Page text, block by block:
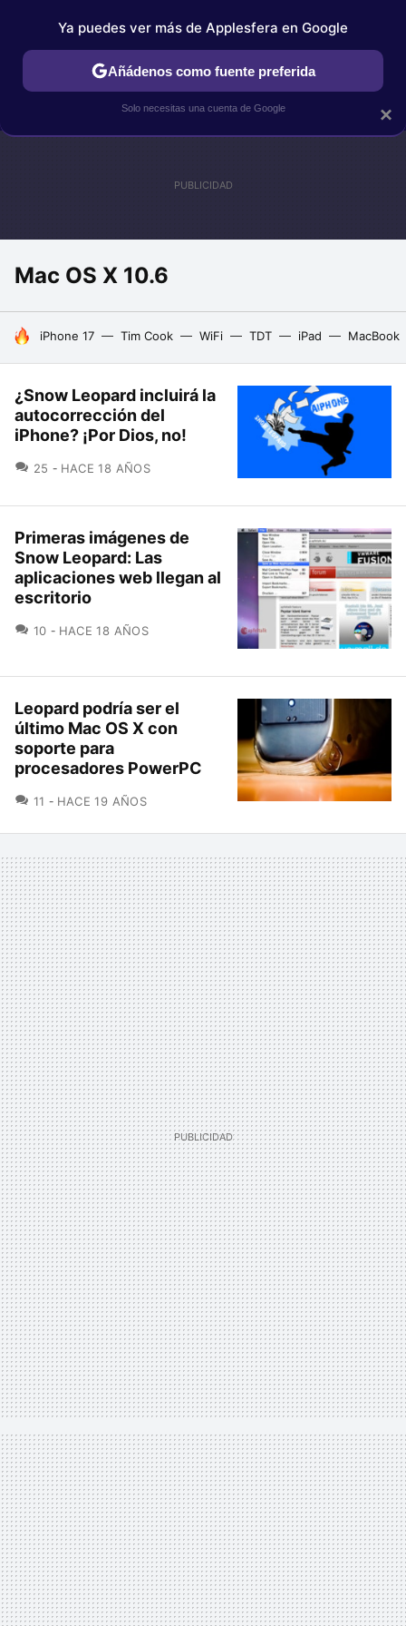
IPHONE TUTORIALES APPLESFERA SELECCIÓN
Mac OS X 10.6
HOY SE HABLA DE
iPhone 17 Tim Cook WiFi TDT iPad MacBook
¿Snow Leopard incluirá la
autocorrección del
iPhone? ¡Por Dios, no!
25 COMENTARIOS
HACE 18 AÑOS
Primeras imágenes de
Snow Leopard: Las
aplicaciones web llegan al
escritorio
10 COMENTARIOS
HACE 18 AÑOS
Leopard podría ser el
último Mac OS X con
soporte para
procesadores PowerPC
11 COMENTARIOS
HACE 19 AÑOS
×
Ya puedes ver más de Applesfera en Google
Añádenos como fuente preferida
Solo necesitas una cuenta de Google